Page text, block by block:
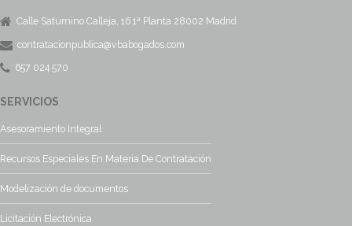
Calle Saturnino Calleja, 16 1ª Planta 28002 Madrid
contratacionpublica@vbabogados.com
657 024 570
SERVICIOS
Asesoramiento Integral
Recursos Especiales En Materia De Contratación
Modelización de documentos
Licitación Electrónica